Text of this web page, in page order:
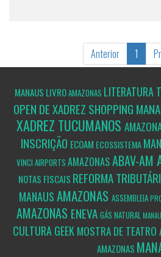
Anterior 1
MANAUS LIVROAMAZONAS LITERATURA
OPEN DE XADREZ SHOPPING
XADREZ TUCUMANOS
INSCRIÇÃO ECOAM ECOSSISTEMA
VINCI AIRPORTS AMAZONASABAV-AM
NOTAS FISCAIS REFORMA
MANAUSAMAZONAS ASSEMBLEIA
AMAZONAS ENEVA GÁS NATURAL
CULTURA GEEK MOSTRA DE TEATRO
AMAZONAS